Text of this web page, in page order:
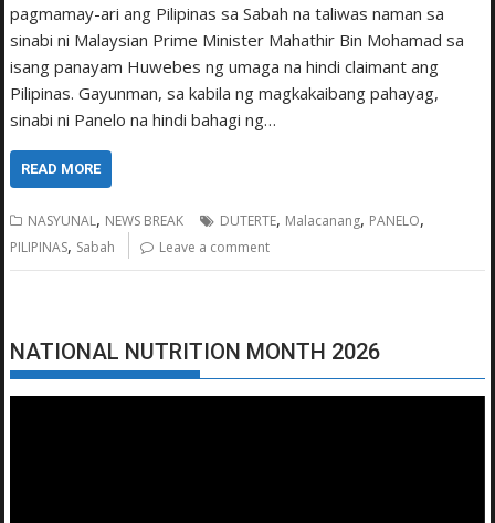
pagmamay-ari ang Pilipinas sa Sabah na taliwas naman sa
sinabi ni Malaysian Prime Minister Mahathir Bin Mohamad sa
isang panayam Huwebes ng umaga na hindi claimant ang
Pilipinas. Gayunman, sa kabila ng magkakaibang pahayag,
sinabi ni Panelo na hindi bahagi ng…
READ MORE
NASYUNAL, NEWS BREAK DUTERTE, Malacanang, PANELO,
PILIPINAS, Sabah Leave a comment
NATIONAL NUTRITION MONTH 2026